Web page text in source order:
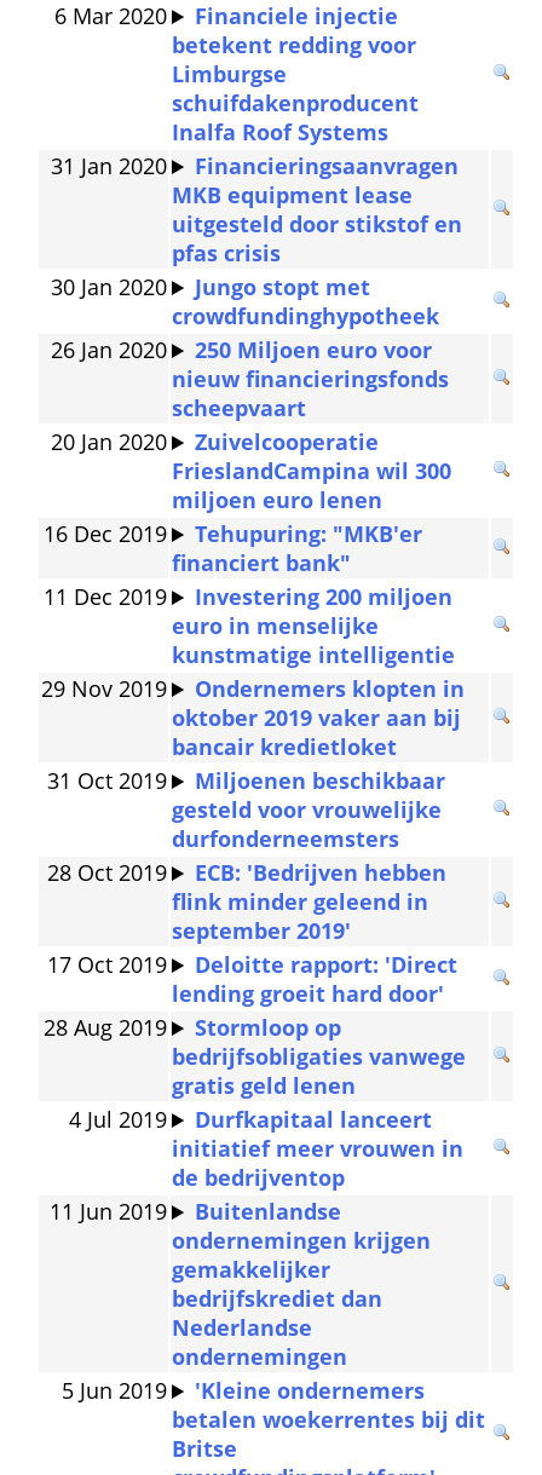
6 Mar 2020
Financiele injectie
betekent redding voor
Limburgse
schuifdakenproducent
Inalfa Roof Systems
31 Jan 2020
Financieringsaanvragen
MKB equipment lease
uitgesteld door stikstof en
pfas crisis
30 Jan 2020
Jungo stopt met
crowdfundinghypotheek
26 Jan 2020
250 Miljoen euro voor
nieuw financieringsfonds
scheepvaart
20 Jan 2020
Zuivelcooperatie
FrieslandCampina wil 300
miljoen euro lenen
16 Dec 2019
Tehupuring: "MKB'er
financiert bank"
11 Dec 2019
Investering 200 miljoen
euro in menselijke
kunstmatige intelligentie
29 Nov 2019
Ondernemers klopten in
oktober 2019 vaker aan bij
bancair kredietloket
31 Oct 2019
Miljoenen beschikbaar
gesteld voor vrouwelijke
durfonderneemsters
28 Oct 2019
ECB: 'Bedrijven hebben
flink minder geleend in
september 2019'
17 Oct 2019
Deloitte rapport: 'Direct
lending groeit hard door'
28 Aug 2019
Stormloop op
bedrijfsobligaties vanwege
gratis geld lenen
4 Jul 2019
Durfkapitaal lanceert
initiatief meer vrouwen in
de bedrijventop
11 Jun 2019
Buitenlandse
ondernemingen krijgen
gemakkelijker
bedrijfskrediet dan
Nederlandse
ondernemingen
5 Jun 2019
'Kleine ondernemers
betalen woekerrentes bij dit
Britse